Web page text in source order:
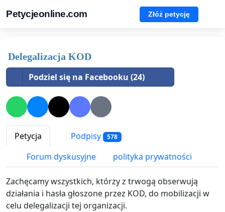
Petycjeonline.com Złóż petycję
Delegalizacja KOD
Podziel się na Facebooku (24)
Petycja Podpisy 578
Forum dyskusyjne polityka prywatności
Zachęcamy wszystkich, którzy z trwogą obserwują
działania i hasła głoszone przez KOD, do mobilizacji w
celu delegalizacji tej organizacji.